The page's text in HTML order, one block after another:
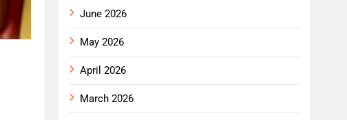
June 2026
May 2026
April 2026
March 2026